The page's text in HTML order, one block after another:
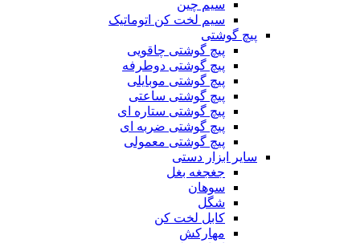
سیم چین
سیم لخت کن اتوماتیک
پیچ گوشتی
پیچ گوشتی چاقویی
پیچ گوشتی دوطرفه
پیچ گوشتی موبایلی
پیچ گوشتی ساعتی
پیچ گوشتی ستاره ای
پیچ گوشتی ضربه ای
پیچ گوشتی معمولی
سایر ابزار دستی
جغجغه بغل
سوهان
شگل
کابل لخت کن
مهارکش